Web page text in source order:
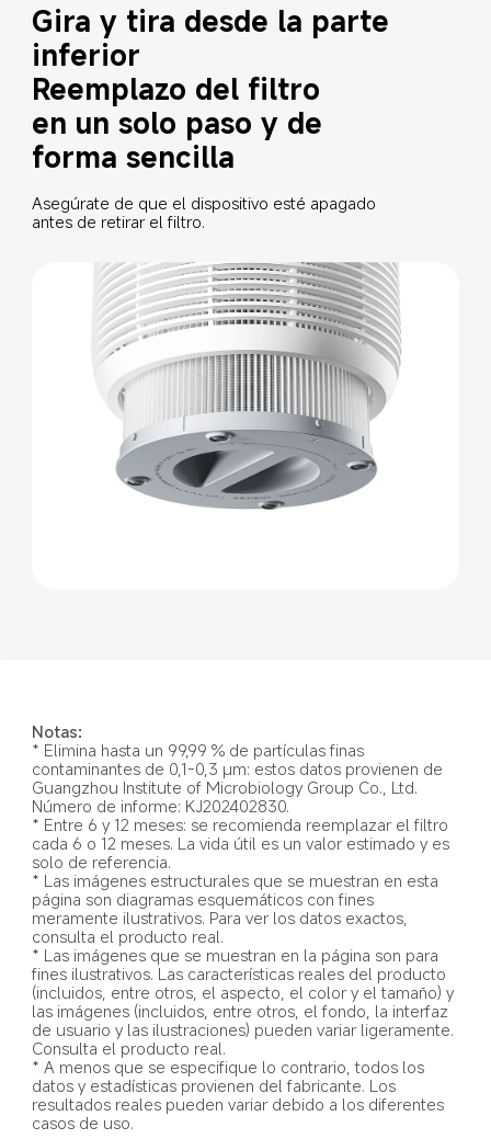
Gira y tira desde la parte
inferior
Reemplazo del filtro
en un solo paso y de
forma sencilla
Asegúrate de que el dispositivo esté apagado
antes de retirar el filtro.
Notas:
* Elimina hasta un 99,99 % de partículas finas
contaminantes de 0,1-0,3 μm: estos datos provienen de
Guangzhou Institute of Microbiology Group Co., Ltd.
Número de informe: KJ202402830.
* Entre 6 y 12 meses: se recomienda reemplazar el filtro
cada 6 o 12 meses. La vida útil es un valor estimado y es
solo de referencia.
* Las imágenes estructurales que se muestran en esta
página son diagramas esquemáticos con fines
meramente ilustrativos. Para ver los datos exactos,
consulta el producto real.
* Las imágenes que se muestran en la página son para
fines ilustrativos. Las características reales del producto
(incluidos, entre otros, el aspecto, el color y el tamaño) y
las imágenes (incluidos, entre otros, el fondo, la interfaz
de usuario y las ilustraciones) pueden variar ligeramente.
Consulta el producto real.
* A menos que se especifique lo contrario, todos los
datos y estadísticas provienen del fabricante. Los
resultados reales pueden variar debido a los diferentes
casos de uso.